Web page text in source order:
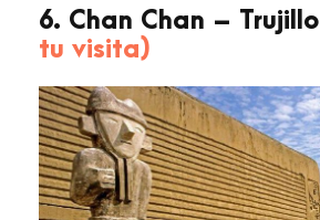
6. Chan Chan – Trujillo
tu visita)